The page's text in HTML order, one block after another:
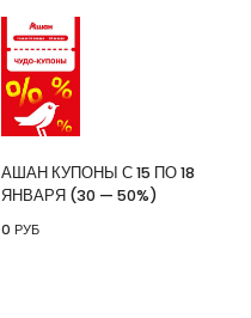
АШАН КУПОНЫ С 15 ПО 18
ЯНВАРЯ (30 — 50%)
0 РУБ